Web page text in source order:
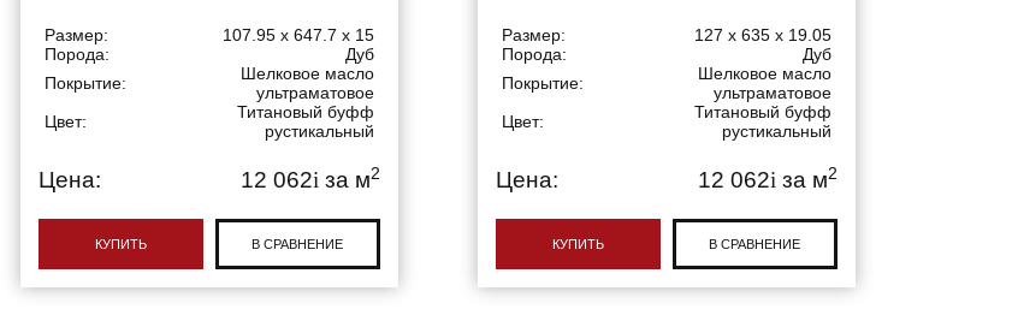
Размер:
107.95 x 647.7 x 15
Порода:
Дуб
Покрытие:
Шелковое масло
ультраматовое
Цвет:
Титановый буфф
рустикальный
Цена: 12 062i за м2
КУПИТЬ В СРАВНЕНИЕ
Размер:
127 x 635 x 19.05
Порода:
Дуб
Покрытие:
Шелковое масло
ультраматовое
Цвет:
Титановый буфф
рустикальный
Цена: 12 062i за м2
КУПИТЬ В СРАВНЕНИЕ